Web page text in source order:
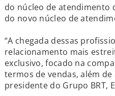
do núcleo de atendimento
do novo núcleo de
“A chegada dessas
relacionamento mais
exclusivo, focado na
termos de vendas, além
presidente do Grupo BRT,